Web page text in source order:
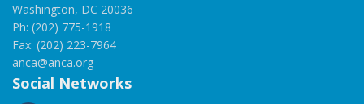
Washington, DC 20036
Ph: (202) 775-1918
Fax: (202) 223-7964
anca@anca.org
Social Networks